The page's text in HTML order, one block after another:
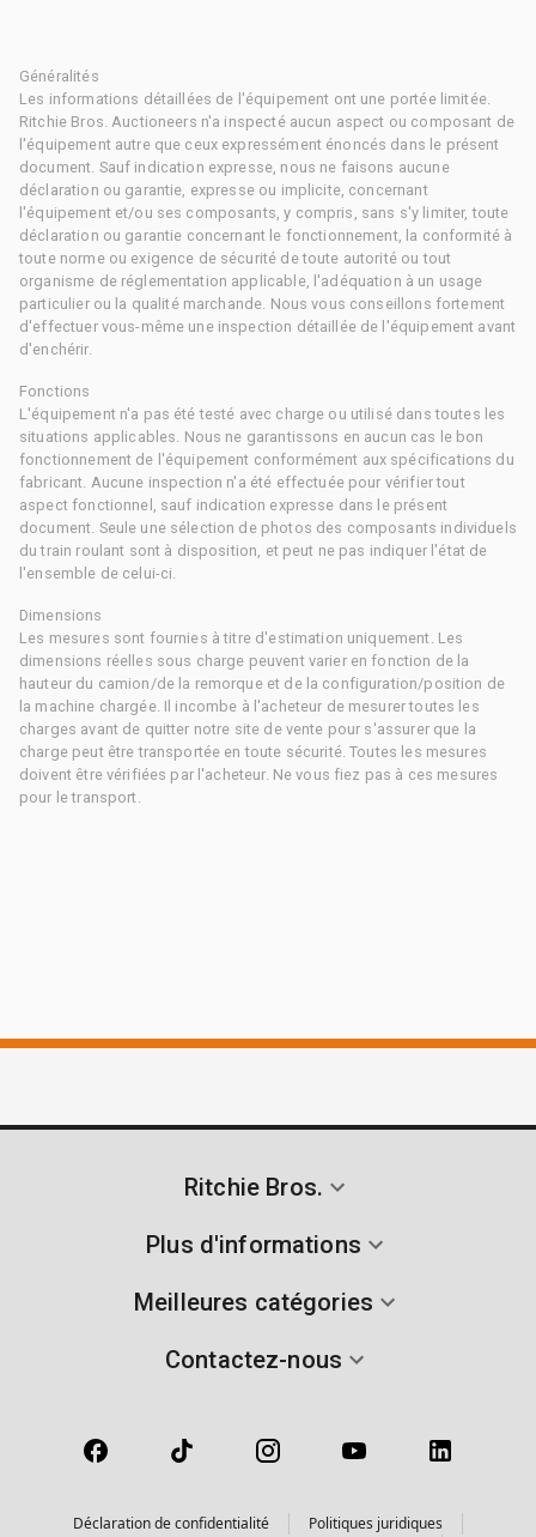
Généralités
Les informations détaillées de l'équipement ont une portée limitée.
Ritchie Bros. Auctioneers n'a inspecté aucun aspect ou composant de
l'équipement autre que ceux expressément énoncés dans le présent
document. Sauf indication expresse, nous ne faisons aucune
déclaration ou garantie, expresse ou implicite, concernant
l'équipement et/ou ses composants, y compris, sans s'y limiter, toute
déclaration ou garantie concernant le fonctionnement, la conformité à
toute norme ou exigence de sécurité de toute autorité ou tout
organisme de réglementation applicable, l'adéquation à un usage
particulier ou la qualité marchande. Nous vous conseillons fortement
d'effectuer vous-même une inspection détaillée de l'équipement avant
d'enchérir.
Fonctions
L'équipement n'a pas été testé avec charge ou utilisé dans toutes les
situations applicables. Nous ne garantissons en aucun cas le bon
fonctionnement de l'équipement conformément aux spécifications du
fabricant. Aucune inspection n'a été effectuée pour vérifier tout
aspect fonctionnel, sauf indication expresse dans le présent
document. Seule une sélection de photos des composants individuels
du train roulant sont à disposition, et peut ne pas indiquer l'état de
l'ensemble de celui-ci.
Dimensions
Les mesures sont fournies à titre d'estimation uniquement. Les
dimensions réelles sous charge peuvent varier en fonction de la
hauteur du camion/de la remorque et de la configuration/position de
la machine chargée. Il incombe à l'acheteur de mesurer toutes les
charges avant de quitter notre site de vente pour s'assurer que la
charge peut être transportée en toute sécurité. Toutes les mesures
doivent être vérifiées par l'acheteur. Ne vous fiez pas à ces mesures
pour le transport.
Ritchie Bros.
Plus d'informations
Meilleures catégories
Contactez-nous
Déclaration de confidentialité
Politiques juridiques